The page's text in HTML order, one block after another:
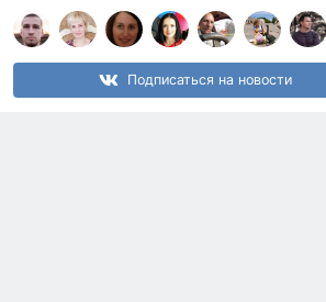
Подписаться на новости